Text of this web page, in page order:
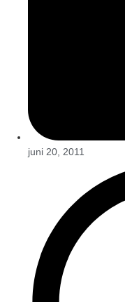
juni 20, 2011